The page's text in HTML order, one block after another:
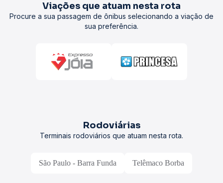
Viações que atuam nesta rota
Procure a sua passagem de ônibus selecionando a viação de
sua preferência.
Rodoviárias
Terminais rodoviários que atuam nesta rota.
São Paulo - Barra Funda Telêmaco Borba